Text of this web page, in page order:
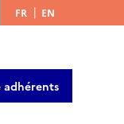
FR EN
adhérents